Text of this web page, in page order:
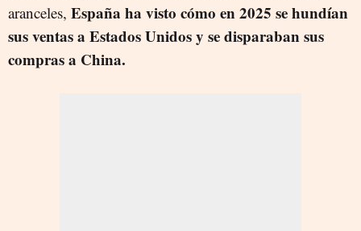
aranceles, España ha visto cómo en 2025 se hundían
sus ventas a Estados Unidos y se disparaban sus
compras a China.